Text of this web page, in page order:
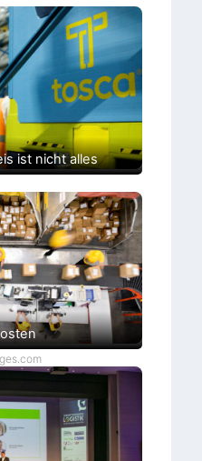
ist nicht alles